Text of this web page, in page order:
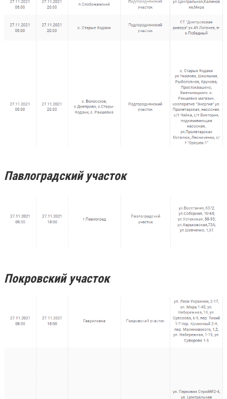
Павлоградский участок
Покровский участок